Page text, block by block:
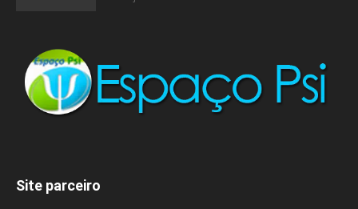
Site parceiro